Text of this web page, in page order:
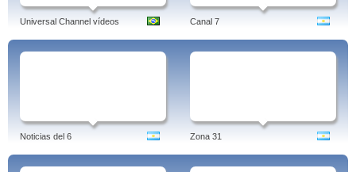
Universal Channel vídeos Canal 7
Noticias del 6 Zona 31